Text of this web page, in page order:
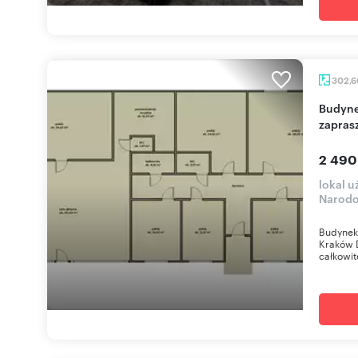
Budynek biurowo-usługowy 302 m² w Krakowie -
2
lokal
Kraków